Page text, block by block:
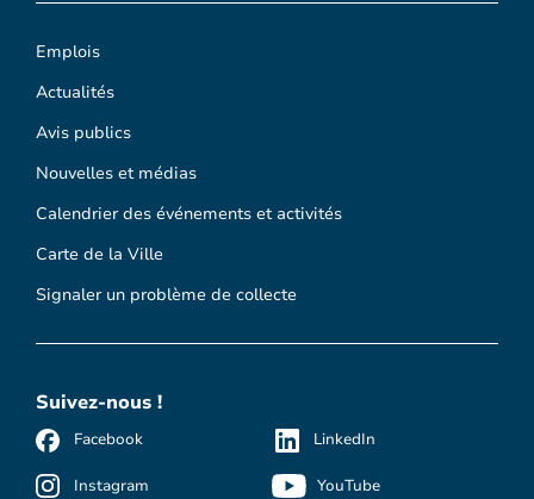
Emplois
Actualités
Avis publics
Nouvelles et médias
Calendrier des événements et activités
Carte de la Ville
Signaler un problème de collecte
Suivez-nous !
Facebook
Instagram
LinkedIn
YouTube